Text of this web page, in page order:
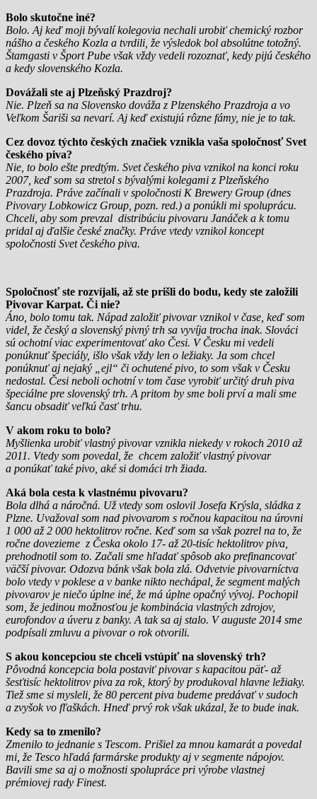
Bolo skutočne iné?
Bolo. Aj keď moji bývalí kolegovia nechali urobiť chemický rozbor
nášho a českého Kozla a tvrdili, že výsledok bol absolútne totožný.
Štamgasti v Šport Pube však vždy vedeli rozoznať, kedy pijú českého
a kedy slovenského Kozla.
Dovážali ste aj Plzeňský Prazdroj?
Nie. Plzeň sa na Slovensko dováža z Plzenského Prazdroja a vo
Veľkom Šariši sa nevarí. Aj keď existujú rôzne fámy, nie je to tak.
Cez dovoz týchto českých značiek vznikla vaša spoločnosť Svet
českého piva?
Nie, to bolo ešte predtým. Svet českého piva vznikol na konci roku
2007, keď som sa stretol s bývalými kolegami z Plzeňského
Prazdroja. Práve začínali v spoločnosti K Brewery Group (dnes
Pivovary Lobkowicz Group, pozn. red.) a ponúkli mi spoluprácu.
Chceli, aby som prevzal distribúciu pivovaru Janáček a k tomu
pridal aj ďalšie české značky. Práve vtedy vznikol koncept
spoločnosti Svet českého piva.
Spoločnosť ste rozvíjali, až ste prišli do bodu, kedy ste založili
Pivovar Karpat. Či nie?
Áno, bolo tomu tak. Nápad založiť pivovar vznikol v čase, keď som
videl, že český a slovenský pivný trh sa vyvíja trocha inak. Slováci
sú ochotní viac experimentovať ako Česi. V Česku mi vedeli
ponúknuť špeciály, išlo však vždy len o ležiaky. Ja som chcel
ponúknuť aj nejaký „ejl“ či ochutené pivo, to som však v Česku
nedostal. Česi neboli ochotní v tom čase vyrobiť určitý druh piva
špeciálne pre slovenský trh. A pritom by sme boli prví a mali sme
šancu obsadiť veľkú časť trhu.
V akom roku to bolo?
Myšlienka urobiť vlastný pivovar vznikla niekedy v rokoch 2010 až
2011. Vtedy som povedal, že chcem založiť vlastný pivovar
a ponúkať také pivo, aké si domáci trh žiada.
Aká bola cesta k vlastnému pivovaru?
Bola dlhá a náročná. Už vtedy som oslovil Josefa Krýsla, sládka z
Plzne. Uvažoval som nad pivovarom s ročnou kapacitou na úrovni
1 000 až 2 000 hektolitrov ročne. Keď som sa však pozrel na to, že
ročne dovezieme z Česka okolo 17- až 20-tisíc hektolitrov piva,
prehodnotil som to. Začali sme hľadať spôsob ako prefinancovať
väčší pivovar. Odozva bánk však bola zlá. Odvetvie pivovarníctva
bolo vtedy v poklese a v banke nikto nechápal, že segment malých
pivovarov je niečo úplne iné, že má úplne opačný vývoj. Pochopil
som, že jedinou možnosťou je kombinácia vlastných zdrojov,
eurofondov a úveru z banky. A tak sa aj stalo. V auguste 2014 sme
podpísali zmluvu a pivovar o rok otvorili.
S akou koncepciou ste chceli vstúpiť na slovenský trh?
Pôvodná koncepcia bola postaviť pivovar s kapacitou päť- až
šesťtisíc hektolitrov piva za rok, ktorý by produkoval hlavne ležiaky.
Tiež sme si mysleli, že 80 percent piva budeme predávať v sudoch
a zvyšok vo fľaškách. Hneď prvý rok však ukázal, že to bude inak.
Kedy sa to zmenilo?
Zmenilo to jednanie s Tescom. Prišiel za mnou kamarát a povedal
mi, že Tesco hľadá farmárske produkty aj v segmente nápojov.
Bavili sme sa aj o možnosti spolupráce pri výrobe vlastnej
prémiovej rady Finest.